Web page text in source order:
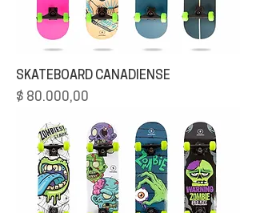
SKATEBOARD CANADIENSE
Precio
$ 80.000,00